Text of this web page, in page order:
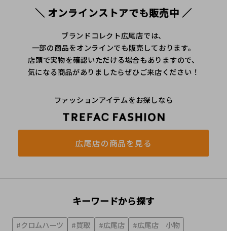
＼ オンラインストアでも販売中 ／
ブランドコレクト広尾店では、
一部の商品をオンラインでも販売しております。
店頭で実物を確認いただける場合もありますので、
気になる商品がありましたらぜひご来店ください！
ファッションアイテムをお探しなら
広尾店の商品を見る
キーワードから探す
#クロムハーツ #買取 #広尾店 #広尾店 小物